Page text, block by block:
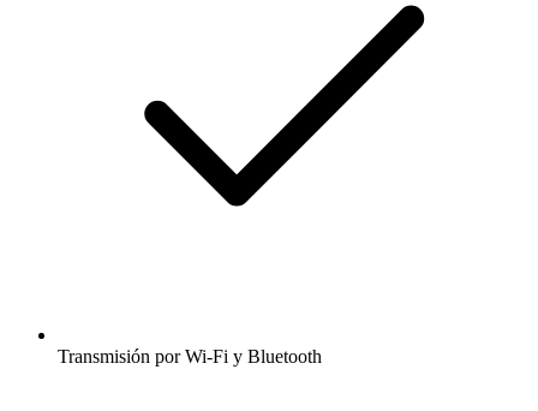
Transmisión por Wi-Fi y Bluetooth